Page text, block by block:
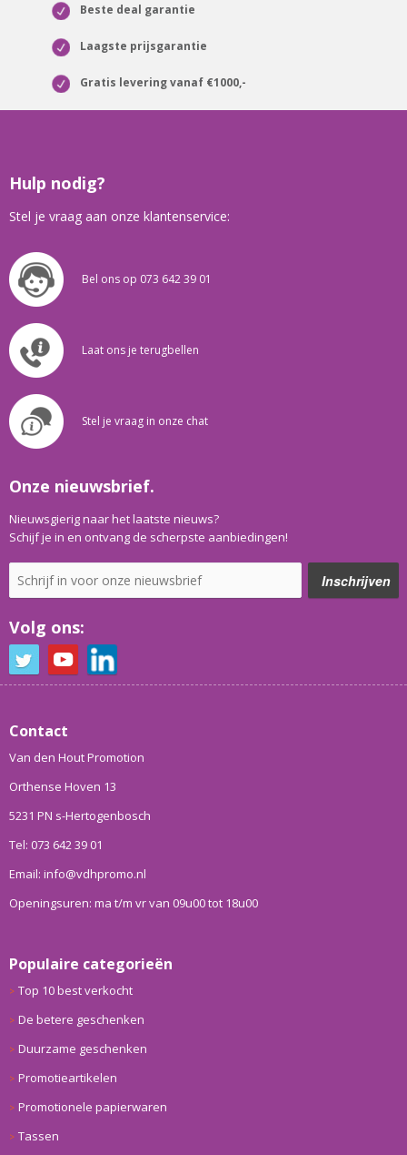
Beste deal garantie
Laagste prijsgarantie
Gratis levering vanaf €1000,-
Hulp nodig?
Stel je vraag aan onze klantenservice:
Bel ons op 073 642 39 01
Laat ons je terugbellen
Stel je vraag in onze chat
Onze nieuwsbrief.
Nieuwsgierig naar het laatste nieuws?
Schijf je in en ontvang de scherpste aanbiedingen!
Volg ons:
Contact
Van den Hout Promotion
Orthense Hoven 13
5231 PN s-Hertogenbosch
Tel: 073 642 39 01
Email: info@vdhpromo.nl
Openingsuren: ma t/m vr van 09u00 tot 18u00
Populaire categorieën
Top 10 best verkocht
De betere geschenken
Duurzame geschenken
Promotieartikelen
Promotionele papierwaren
Tassen